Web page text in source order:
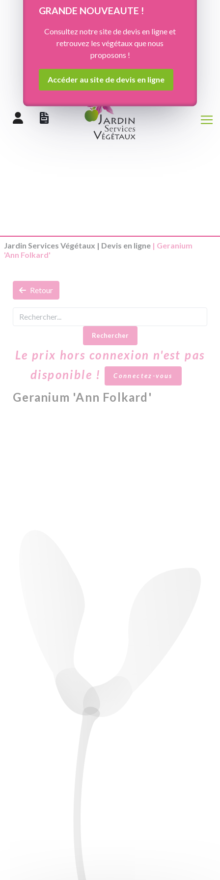
GRANDE NOUVEAUTE !
Consultez notre site de devis en ligne et
retrouvez les végétaux que nous
proposons !
Accéder au site de devis en ligne
Jardin Services Végétaux | Devis en ligne | Geranium
'Ann Folkard'
Retour
Rechercher
Le prix hors connexion n'est pas
disponible !
Connectez-vous
Geranium 'Ann Folkard'
Panneau de gestion des cookies